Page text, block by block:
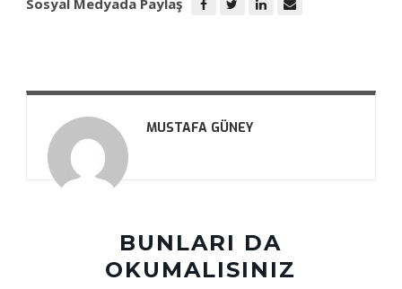
MUSTAFA GÜNEY
BUNLARI DA
OKUMALISINIZ